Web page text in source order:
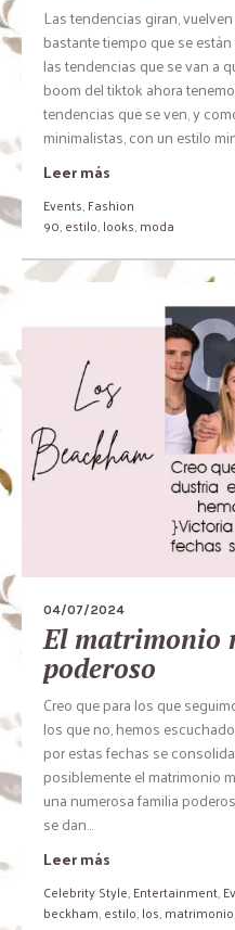
Las tendencias giran,
bastante tiempo que se
las tendencias que se van a
boom del tiktok ahora
tendencias que se ven, y
minimalistas, con un estilo
Leer más
Events,Fashion
90,estilo,looks,moda
04/07/2024
El matrimonio
poderoso
Creo que para los que
los que no, hemos
por estas fechas se
posiblemente el matrimonio
una numerosa familia
se dan...
Leer más
Celebrity Style,Entertainment,
beckham,estilo,los,matrimonio